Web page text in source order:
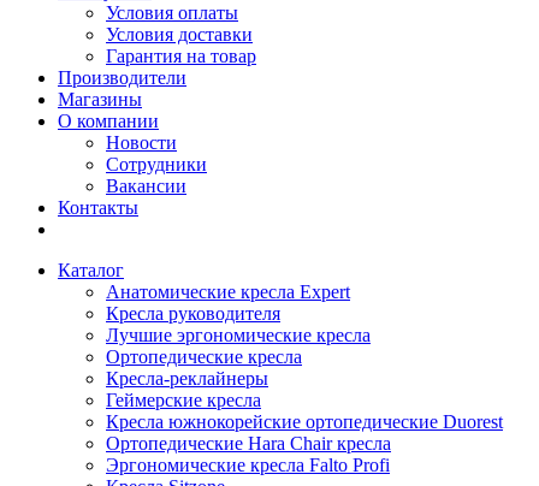
Условия оплаты
Условия доставки
Гарантия на товар
Производители
Магазины
О компании
Новости
Сотрудники
Вакансии
Контакты
Каталог
Анатомические кресла Expert
Кресла руководителя
Лучшие эргономические кресла
Ортопедические кресла
Кресла-реклайнеры
Геймерские кресла
Кресла южнокорейские ортопедические Duorest
Ортопедические Hara Chair кресла
Эргономические кресла Falto Profi